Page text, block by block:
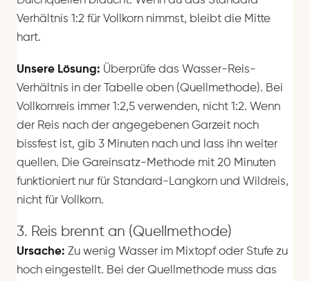
Verhältnis 1:2 für Vollkorn nimmst, bleibt die Mitte
hart.
Unsere Lösung: Überprüfe das Wasser-Reis-
Verhältnis in der Tabelle oben (Quellmethode). Bei
Vollkornreis immer 1:2,5 verwenden, nicht 1:2. Wenn
der Reis nach der angegebenen Garzeit noch
bissfest ist, gib 3 Minuten nach und lass ihn weiter
quellen. Die Gareinsatz-Methode mit 20 Minuten
funktioniert nur für Standard-Langkorn und Wildreis,
nicht für Vollkorn.
3. Reis brennt an (Quellmethode)
Ursache: Zu wenig Wasser im Mixtopf oder Stufe zu
hoch eingestellt. Bei der Quellmethode muss das